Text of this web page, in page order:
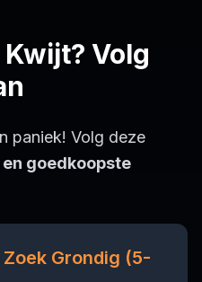
Volg
paniek! Volg deze
goedkoopste
Grondig (5-